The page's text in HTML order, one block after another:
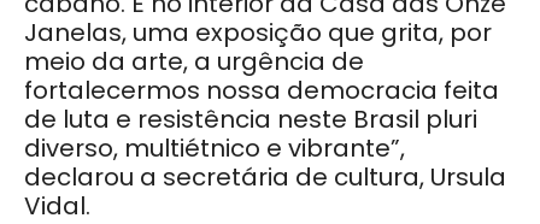
Janelas, uma exposição que grita, por
meio da arte, a urgência de
fortalecermos nossa democracia feita
de luta e resistência neste Brasil pluri
diverso, multiétnico e vibrante”,
declarou a secretária de cultura, Ursula
Vidal.